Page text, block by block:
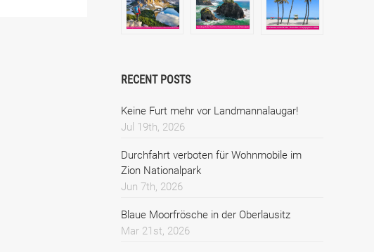
RECENT POSTS
Keine Furt mehr vor Landmannalaugar!
Jul 19th, 2026
Durchfahrt verboten für Wohnmobile im
Zion Nationalpark
Jun 7th, 2026
Blaue Moorfrösche in der Oberlausitz
Mar 21st, 2026